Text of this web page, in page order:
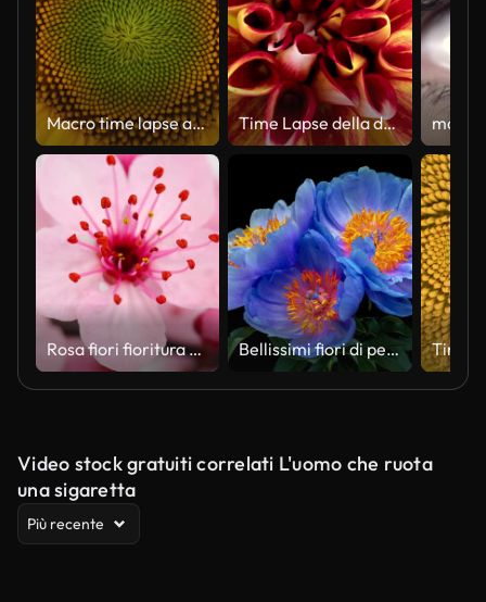
Macro time lapse apertura Testa di Girasole, isolata su sfondo nero puro Time Lapse della dalia gialla rossa in fiore
Rosa fiori fioritura Albero di ciliegio 4 k Bellissimi fiori di peonia blu che sbocciano su sfondo nero. Concetto di festa della mamma. Vacanza, amore, sfondo di design di compleanno
Video stock gratuiti correlati L'uomo che ruota
una sigaretta
Più recente